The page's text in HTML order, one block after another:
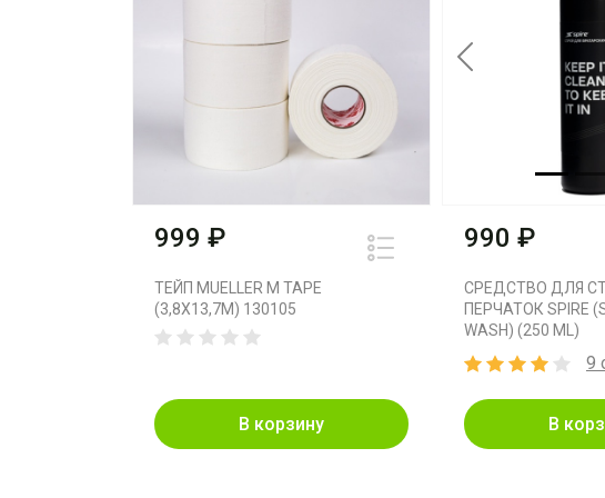
999 ₽
ТЕЙП MUELLER M TAPE
(3,8X13,7M) 130105
В корзину
Previous
990 ₽
СРЕДСТВО ДЛЯ
ПЕРЧАТОК SPIRE
WASH) (250 ML)
9
В